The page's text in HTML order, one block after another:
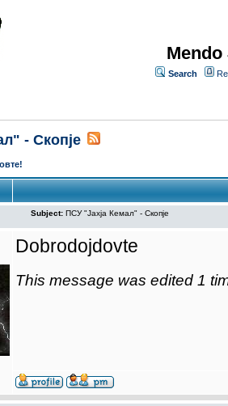
Search
- Скопје
Subject: ПCУ "Јахја Кемал" - Скопје
Dobrodojdovte
This message was edited 1